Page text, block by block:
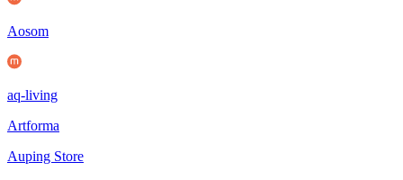
Aosom
aq-living
Artforma
Auping Store